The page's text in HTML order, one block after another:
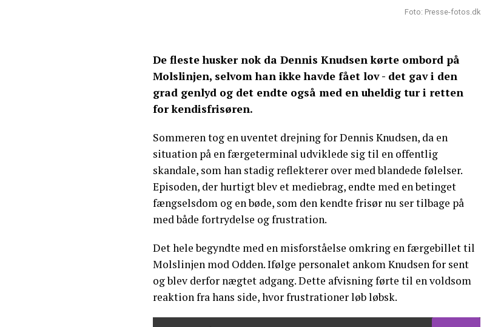
Foto: Presse-fotos.dk
De fleste husker nok da Dennis Knudsen kørte ombord på
Molslinjen, selvom han ikke havde fået lov - det gav i den
grad genlyd og det endte også med en uheldig tur i retten
for kendisfrisøren.
Sommeren tog en uventet drejning for Dennis Knudsen, da en
situation på en færgeterminal udviklede sig til en offentlig
skandale, som han stadig reflekterer over med blandede følelser.
Episoden, der hurtigt blev et mediebrag, endte med en betinget
fængselsdom og en bøde, som den kendte frisør nu ser tilbage på
med både fortrydelse og frustration.
Det hele begyndte med en misforståelse omkring en færgebillet til
Molslinjen mod Odden. Ifølge personalet ankom Knudsen for sent
og blev derfor nægtet adgang. Dette afvisning førte til en voldsom
reaktion fra hans side, hvor frustrationer løb løbsk.